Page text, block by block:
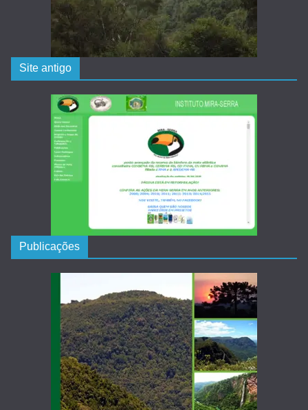
Site antigo
Publicações